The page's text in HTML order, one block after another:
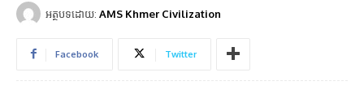
អត្ថបទដោយ: AMS Khmer Civilization
Facebook Twitter